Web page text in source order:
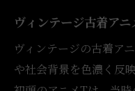
古着アニメT
アニメT古着
案
ヴィンテージ古着ア
ヴィンテージの古着ア
や社会背景を色濃く反